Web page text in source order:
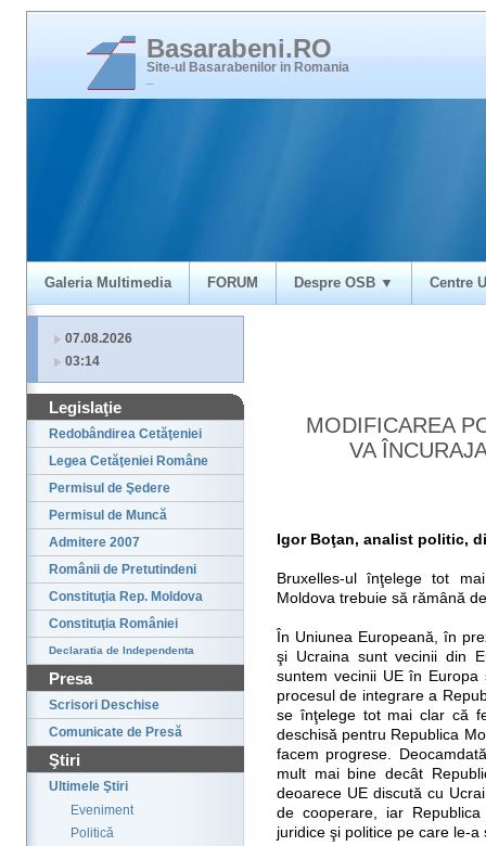
Basarabeni.RO
Site-ul Basarabenilor in Romania
Galeria Multimedia FORUM Despre OSB ▼ Centre
07.08.2026
03:14
Legislaţie
Redobândirea Cetăţeniei
Legea Cetăţeniei Române
Permisul de Şedere
Permisul de Muncă
Admitere 2007
Românii de Pretutindeni
Constituţia Rep. Moldova
Constituţia României
Declaratia de Independenta
Presa
Scrisori Deschise
Comunicate de Presă
Ştiri
Ultimele Ştiri
Eveniment
Politică
MODIFICAREA
VA
Igor Boţan, analist politic,
Bruxelles-ul înţelege tot
Moldova trebuie să rămână
În Uniunea Europeană, în
şi Ucraina sunt vecinii din
suntem vecinii UE în
procesul de integrare a
se înţelege tot mai clar că
deschisă pentru Republica
facem progrese.
mult mai bine decât
deoarece UE discută cu
de cooperare, iar
juridice şi politice pe care le-